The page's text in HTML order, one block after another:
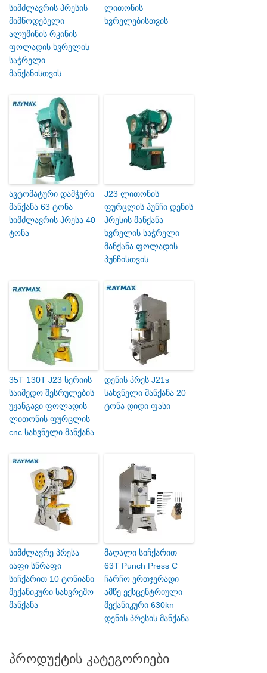
სიმძლავრის პრესის
მიმწოდებელი
ალუმინის რკინის
ფოლადის ხვრელის
საჭრელი
მანქანისთვის
ლითონის
ხვრელებისთვის
ავტომატური დამჭერი
მანქანა 63 ტონა
სიმძლავრის პრესა 40
ტონა
J23 ლითონის
ფურცლის პუნჩი დენის
პრესის მანქანა
ხვრელის საჭრელი
მანქანა ფოლადის
პუნჩისთვის
35T 130T J23 სერიის
საიმედო შესრულების
უჟანგავი ფოლადის
ლითონის ფურცლის
cnc სახვნელი მანქანა
დენის პრეს J21s
სახვნელი მანქანა 20
ტონა დიდი ფასი
სიმძლავრე პრესა
იაფი სწრაფი
სიჩქარით 10 ტონიანი
მექანიკური სახვრეშო
მანქანა
მაღალი სიჩქარით
63T Punch Press C
ჩარჩო ერთჯერადი
ამწე ექსცენტრიული
მექანიკური 630kn
დენის პრესის მანქანა
პროდუქტის კატეგორიები